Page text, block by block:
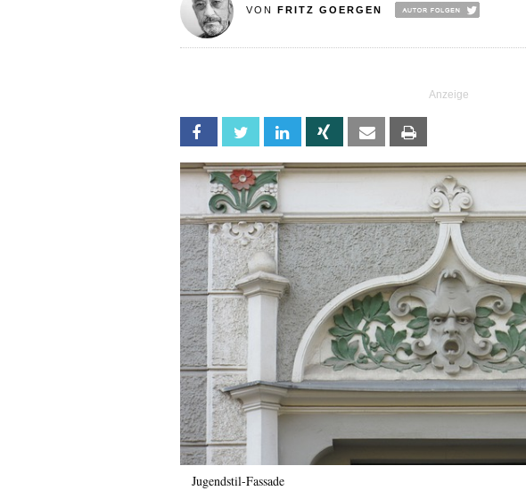
VON FRITZ GOERGEN
Facebook Twitter Linkedin Xing Email
Jugendstil-Fassade